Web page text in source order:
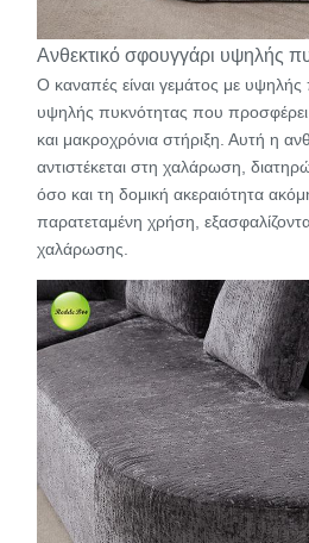
Ανθεκτικό σφουγγάρι υψηλής
Ο καναπές είναι γεμάτος με υψηλής
υψηλής πυκνότητας που προσφέρει
και μακροχρόνια στήριξη. Αυτή η
αντιστέκεται στη χαλάρωση,
όσο και τη δομική ακεραιότητα
παρατεταμένη χρήση,
χαλάρωσης.